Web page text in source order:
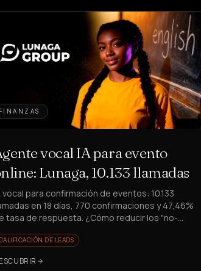
FINANZAS
vocal IA para evento
Lunaga, 10.133 llamadas
vocal para confirmación de eventos: 10.133
en 18 días, 770 confirmaciones y 47,46%
tasa de respuesta. ¿Cómo reducir los "no-
DE LEADS